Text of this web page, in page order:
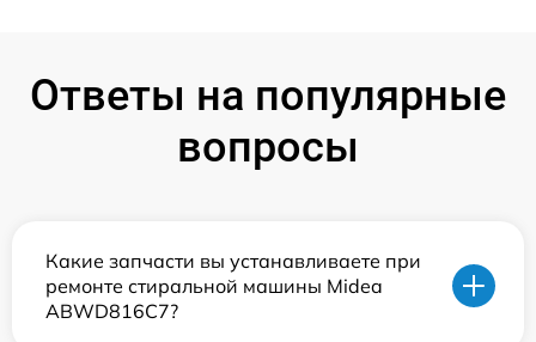
Ответы на популярные
вопросы
Какие запчасти вы устанавливаете при
ремонте стиральной машины Midea
ABWD816C7?